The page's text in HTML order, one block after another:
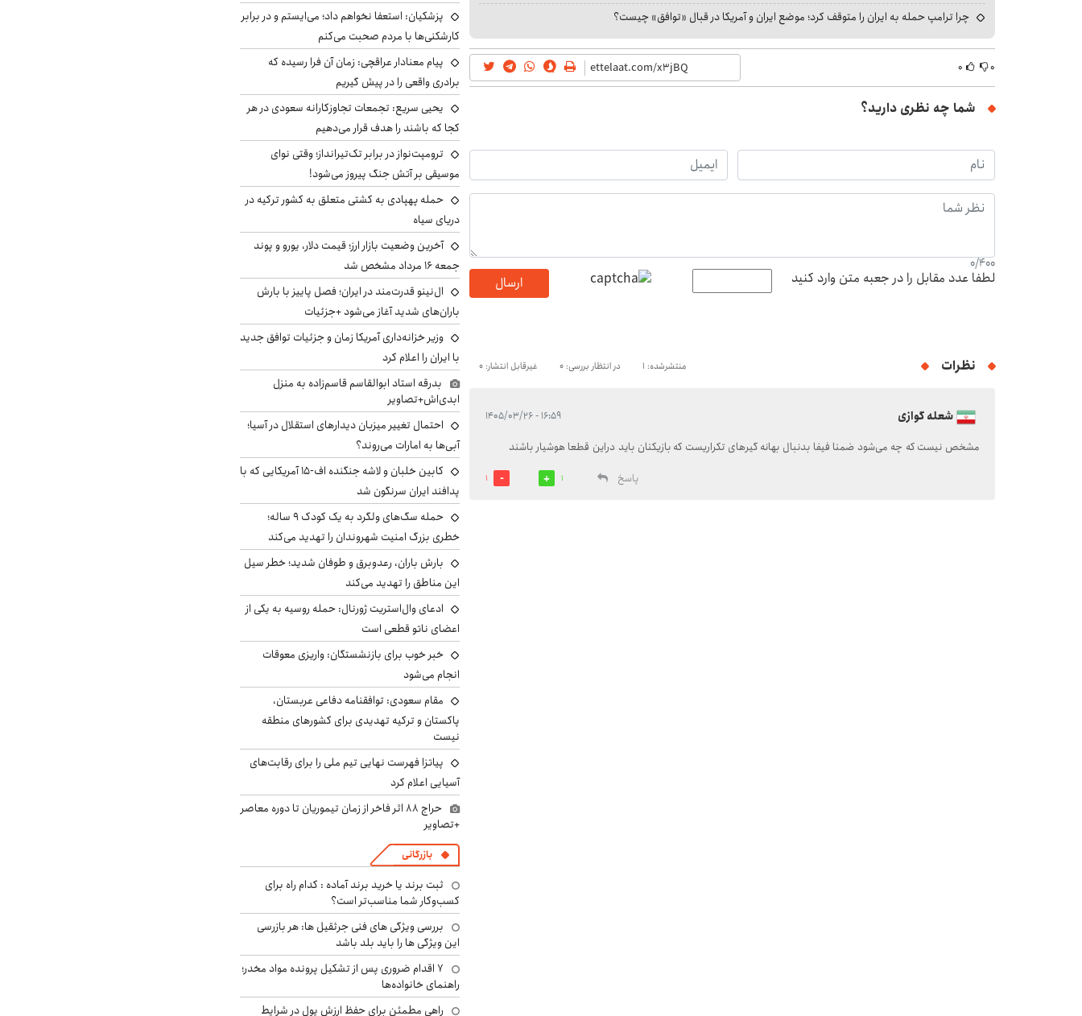
چرا ترامپ حمله به ایران را متوقف کرد؛ موضع ایران و آمریکا در قبال «توافق» چیست؟
۰ ۰
شما چه نظری دارید؟
0/400
لطفا عدد مقابل را در جعبه متن وارد کنید ارسال
نظرات منتشرشده: 1 در انتظار بررسی: 0 غیرقابل انتشار: 0
شعله گوازی ۱۶:۵۹ - ۱۴۰۵/۰۳/۲۶
مشخص نیست که چه می‌شود ضمنا فیفا بدنبال بهانه گیرهای تکراریست که بازیکنان باید دراین قطعا هوشیار باشند
پاسخ
1
1
پزشکیان: استعفا نخواهم داد؛ می‌ایستم و در برابر
کارشکنی‌ها با مردم صحبت می‌کنم
پیام معنادار عراقچی: زمان آن فرا رسیده که
برادری واقعی را در پیش گیریم
یحیی سریع: تجمعات تجاوزکارانه سعودی در هر
کجا که باشند را هدف قرار می‌دهیم
ترومپت‌نواز در برابر تک‌تیرانداز؛ وقتی نوای
موسیقی بر آتش جنگ پیروز می‌شود!
حمله پهپادی به کشتی متعلق به کشور ترکیه در
دریای سیاه
آخرین وضعیت بازار ارز؛ قیمت دلار، یورو و پوند
جمعه ۱۶ مرداد مشخص شد
ال‌نینو قدرت‌مند در ایران؛ فصل پاییز با بارش
باران‌های شدید آغاز می‌شود +جزئیات
وزیر خزانه‌داری آمریکا زمان و جزئیات توافق جدید
با ایران را اعلام کرد
بدرقه استاد ابوالقاسم قاسم‌زاده به منزل
ابدی‌اش+تصاویر
احتمال تغییر میزبان دیدارهای استقلال در آسیا؛
آبی‌ها به امارات می‌روند؟
کابین خلبان و لاشه جنگنده اف-۱۵ آمریکایی که با
پدافند ایران سرنگون شد
حمله سگ‌های ولگرد به یک کودک ۹ ساله؛
خطری بزرگ امنیت شهروندان را تهدید می‌کند
بارش باران، رعدوبرق و طوفان شدید؛ خطر سیل
این مناطق را تهدید می‌کند
ادعای وال‌استریت ژورنال: حمله روسیه به یکی از
اعضای ناتو قطعی است
خبر خوب برای بازنشستگان: واریزی معوقات
انجام می‌شود
مقام سعودی: توافقنامه دفاعی عربستان،
پاکستان و ترکیه تهدیدی برای کشورهای منطقه
نیست
پیاتزا فهرست نهایی تیم ملی را برای رقابت‌های
آسیایی اعلام کرد
حراج ۸۸ اثر فاخر از زمان تیموریان تا دوره معاصر
+تصاویر
بازرگانی
ثبت برند یا خرید برند آماده : کدام راه برای
کسب‌وکار شما مناسب‌تر است؟
بررسی ویژگی های فنی جرثقیل ها: هر بازرسی
این ویژگی ها را باید بلد باشد
۷ اقدام ضروری پس از تشکیل پرونده مواد مخدر؛
راهنمای خانواده‌ها
راهی مطمئن برای حفظ ارزش پول در شرایط